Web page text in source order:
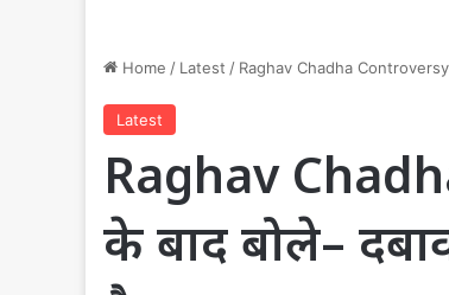
Home / Latest / Raghav Chadha Controversy:
Latest
Raghav
के बाद बोले–